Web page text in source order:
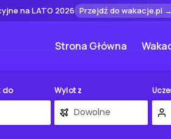
na LATO 2026 Przejdź do wakacje.pl
Strona Główna
do Wylot z